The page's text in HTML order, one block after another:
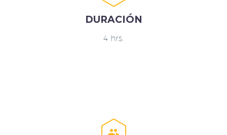
DURACIÓN
4 hrs.

